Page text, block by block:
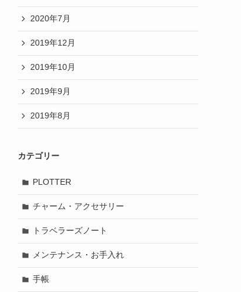
2020年7月
2019年12月
2019年10月
2019年9月
2019年8月
カテゴリー
PLOTTER
チャーム・アクセサリー
トラベラーズノート
メンテナンス・お手入れ
手帳